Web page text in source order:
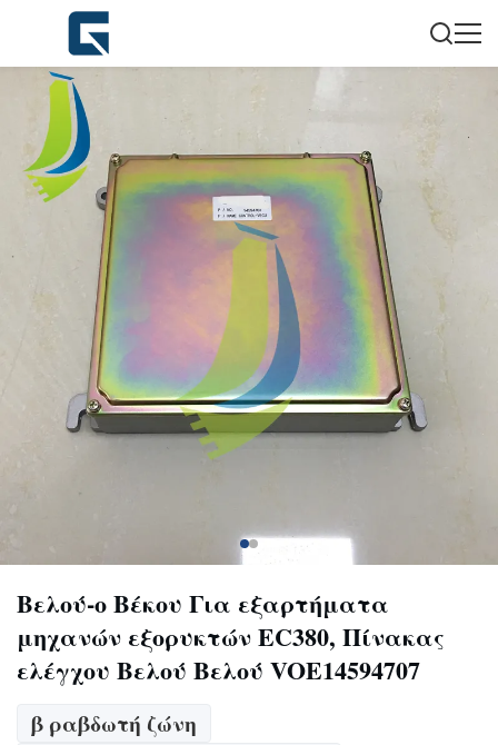
Βελού-ο Βέκου Για εξαρτήματα
μηχανών εξορυκτών EC380, Πίνακας
ελέγχου Βελού Βελού VOE14594707
β ραβδωτή ζώνη